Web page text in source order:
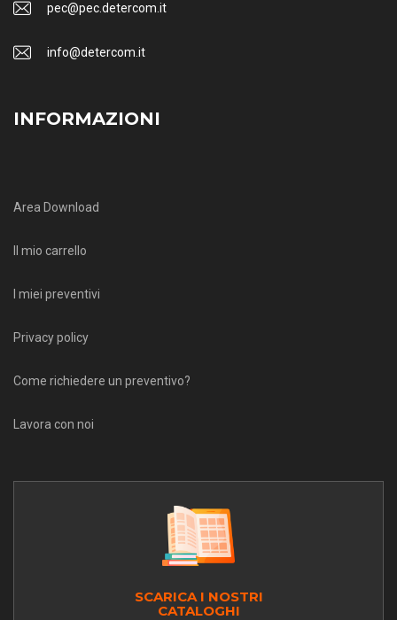
pec@pec.detercom.it
info@detercom.it
INFORMAZIONI
Area Download
Il mio carrello
I miei preventivi
Privacy policy
Come richiedere un preventivo?
Lavora con noi
SCARICA I NOSTRI
CATALOGHI